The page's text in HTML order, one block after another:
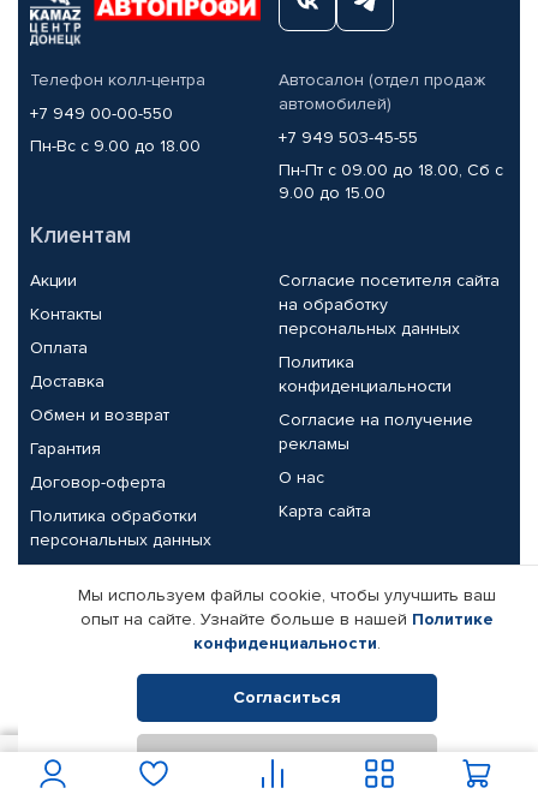
Телефон колл-центра
+7 949 00-00-550
Пн-Вс с 9.00 до 18.00
Автосалон (отдел продаж
автомобилей)
+7 949 503-45-55
Пн-Пт с 09.00 до 18.00, Сб с
9.00 до 15.00
Клиентам
Акции
Контакты
Оплата
Доставка
Обмен и возврат
Гарантия
Договор-оферта
Политика обработки
персональных данных
Согласие посетителя сайта
на обработку
персональных данных
Политика
конфиденциальности
Согласие на получение
рекламы
О нас
Карта сайта
Партнерам
Корпоративным клиентам
Поставщикам
Реквизиты компании
© КАМАЗ ЦЕНТР ДОНЕЦК, 2015-2026. Все права защищены.
Интернет-магазин автомобильных товаров Автопрофи.
Мы используем файлы cookie, чтобы улучшить ваш
опыт на сайте. Узнайте больше в нашей Политике
конфиденциальности.
Согласиться
Отклонить
В корзину